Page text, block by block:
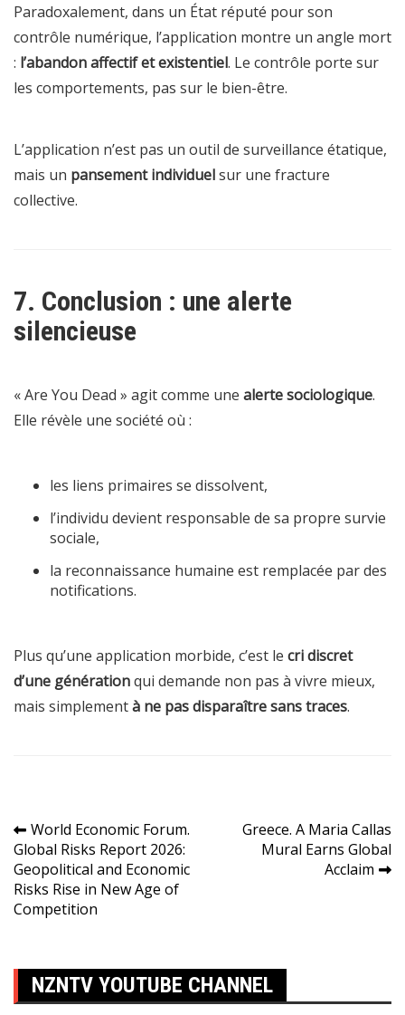
Paradoxalement, dans un État réputé pour son
contrôle numérique, l’application montre un angle mort
: l’abandon affectif et existentiel. Le contrôle porte sur
les comportements, pas sur le bien-être.
L’application n’est pas un outil de surveillance étatique,
mais un pansement individuelsur une fracture
collective.
7. Conclusion : une alerte
silencieuse
« Are You Dead » agit comme une alerte sociologique.
Elle révèle une société où :
les liens primaires se dissolvent,
l’individu devient responsable de sa propre survie
sociale,
la reconnaissance humaine est remplacée par des
notifications.
Plus qu’une application morbide, c’est le cri discret
d’une générationqui demande non pas à vivre mieux,
mais simplementà ne pas disparaître sans traces.
Navigation
de
l’article
World Economic Forum.
Global Risks Report 2026:
Geopolitical and Economic
Risks Rise in New Age of
Competition
Greece. A Maria Callas
Mural Earns Global
Acclaim
NZNTV YOUTUBE CHANNEL